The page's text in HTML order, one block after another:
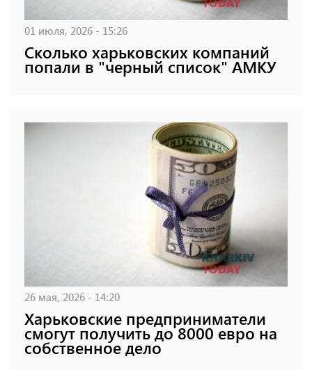
01 июля, 2026 - 15:26
Сколько харьковских компаний
попали в "черный список" АМКУ
26 мая, 2026 - 14:20
Харьковские предприниматели
смогут получить до 8000 евро на
собственное дело